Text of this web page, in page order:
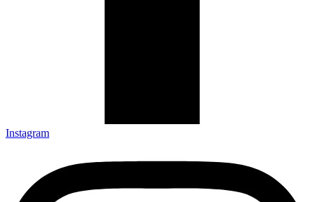
Instagram